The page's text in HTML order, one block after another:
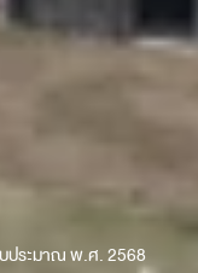
ประมาณ พ.ศ. 2568